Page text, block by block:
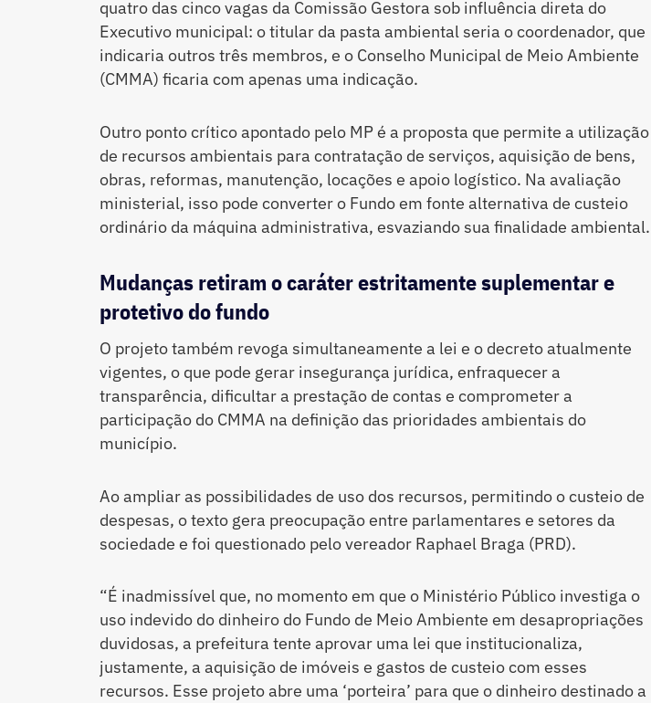
quatro das cinco vagas da Comissão Gestora sob influência direta do
Executivo municipal: o titular da pasta ambiental seria o coordenador, que
indicaria outros três membros, e o Conselho Municipal de Meio Ambiente
(CMMA) ficaria com apenas uma indicação.
Outro ponto crítico apontado pelo MP é a proposta que permite a utilização
de recursos ambientais para contratação de serviços, aquisição de bens,
obras, reformas, manutenção, locações e apoio logístico. Na avaliação
ministerial, isso pode converter o Fundo em fonte alternativa de custeio
ordinário da máquina administrativa, esvaziando sua finalidade ambiental.
Mudanças retiram o caráter estritamente suplementar e
protetivo do fundo
O projeto também revoga simultaneamente a lei e o decreto atualmente
vigentes, o que pode gerar insegurança jurídica, enfraquecer a
transparência, dificultar a prestação de contas e comprometer a
participação do CMMA na definição das prioridades ambientais do
município.
Ao ampliar as possibilidades de uso dos recursos, permitindo o custeio de
despesas, o texto gera preocupação entre parlamentares e setores da
sociedade e foi questionado pelo vereador Raphael Braga (PRD).
“É inadmissível que, no momento em que o Ministério Público investiga o
uso indevido do dinheiro do Fundo de Meio Ambiente em desapropriações
duvidosas, a prefeitura tente aprovar uma lei que institucionaliza,
justamente, a aquisição de imóveis e gastos de custeio com esses
recursos. Esse projeto abre uma ‘porteira’ para que o dinheiro destinado a